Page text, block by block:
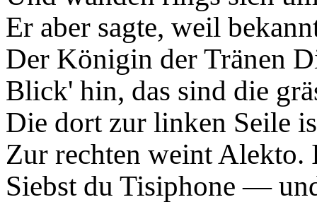
Er aber sagte, weil
Der Königin der Tränen
Blick' hin, das sind die
Die dort zur linken Seile
Zur rechten weint Alekto.
Siebst du Tisiphone —